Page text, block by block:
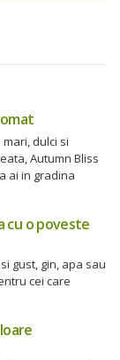
dulci si
Autumn Bliss
ai in gradina
cu o poveste
gust, gin, apa sau
cei care